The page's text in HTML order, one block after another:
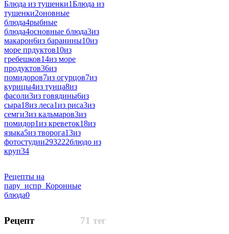
Блюда из тушенки1Блюда из
тушенки2оновные
блюда4рыбные
блюда4основные блюда3из
макарон6из баранины10из
море прдуктов10из
гребешков14из море
продуктов36из
помидоров7из огурцов7из
курицы4из тунца8из
фасоли3из говядины6из
сыра18из леса1из риса3из
семги3из кальмаров3из
помидор1из креветок18из
языка5из творога13из
фотостудии293222блюдо из
круп34
Рецепты на
пару_испр_Коронные
блюда0
71 тег
Рецепт